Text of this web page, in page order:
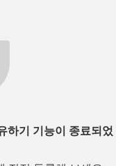
하기 기능이 종료되었